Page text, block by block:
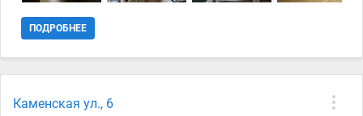
технікою, посудомийна машина Bosch, духова шафа, прально-
сушильна машина AEG. Також професійно вмонтовані 2 приховані
зупинки громадського транспорту. До Оболоні, Подолу, Печерська
ПОДРОБНЕЕ
Каменская ул., 6